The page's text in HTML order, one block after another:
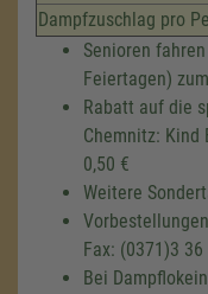
Dampfzuschlag pro
Senioren
Feiertagen)
Rabatt auf die
Chemnitz: Kind
0,50 €
Weitere
Fax: (0371)3 36
Bei